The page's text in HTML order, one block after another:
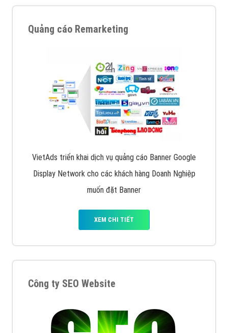
Quảng cáo Remarketing
VietAds triển khai dịch vụ quảng cáo Banner Google
Display Network cho các khách hàng Doanh Nghiệp
muốn đặt Banner
XEM CHI TIẾT
Công ty SEO Website